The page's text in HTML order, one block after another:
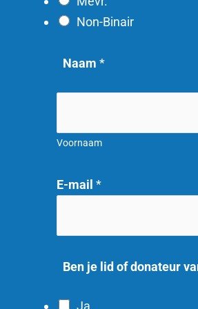
a
r
-
a
i
Non-Binair
Naam *
Voornaam
E-mail *
Ben je lid of donateur